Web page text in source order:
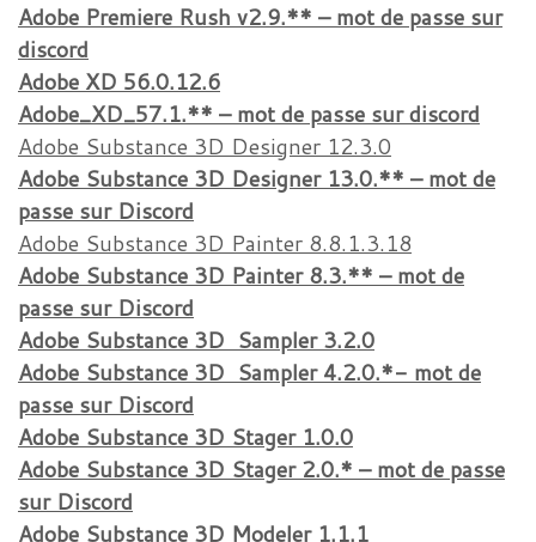
Adobe Premiere Rush v2.9.** – mot de passe sur
discord
Adobe XD 56.0.12.6
Adobe_XD_57.1.** – mot de passe sur discord
Adobe Substance 3D Designer 12.3.0
Adobe Substance 3D Designer 13.0.** – mot de
passe sur Discord
Adobe Substance 3D Painter 8.8.1.3.18
Adobe Substance 3D Painter 8.3.** – mot de
passe sur Discord
Adobe Substance 3D Sampler 3.2.0
Adobe Substance 3D Sampler 4.2.0.*- mot de
passe sur Discord
Adobe Substance 3D Stager 1.0.0
Adobe Substance 3D Stager 2.0.* – mot de passe
sur Discord
Adobe Substance 3D Modeler 1.1.1